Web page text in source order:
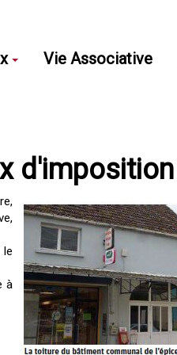
Vie Associative
d'imposition
le
à